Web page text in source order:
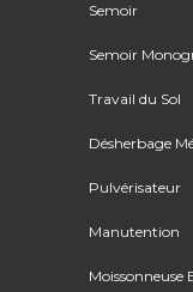
Semoir
Semoir
Travail du Sol
Désherbage
Pulvérisateur
Manutention
Moissonneuse